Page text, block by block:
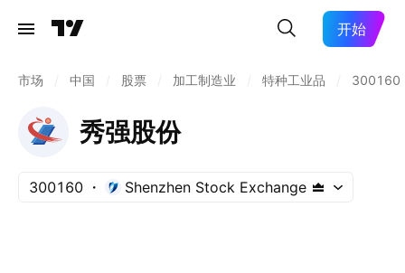
开始
市场 中国 股票 加工制造业 特种工业品 300160
秀强股份
300160 Shenzhen Stock Exchange